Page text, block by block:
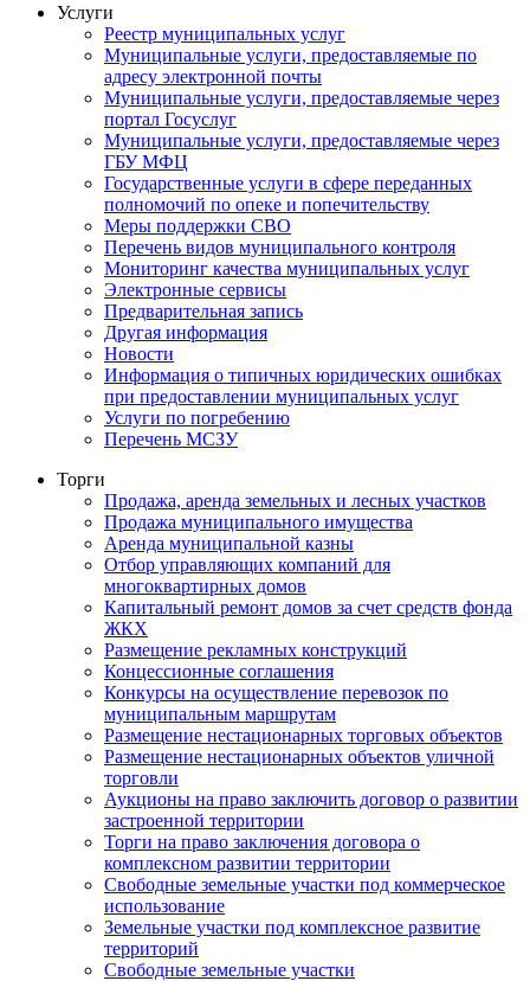
Услуги
Реестр муниципальных услуг
Муниципальные услуги, предоставляемые по
адресу электронной почты
Муниципальные услуги, предоставляемые через
портал Госуслуг
Муниципальные услуги, предоставляемые через
ГБУ МФЦ
Государственные услуги в сфере переданных
полномочий по опеке и попечительству
Меры поддержки СВО
Перечень видов муниципального контроля
Мониторинг качества муниципальных услуг
Электронные сервисы
Предварительная запись
Другая информация
Новости
Информация о типичных юридических ошибках
при предоставлении муниципальных услуг
Услуги по погребению
Перечень МСЗУ
Торги
Продажа, аренда земельных и лесных участков
Продажа муниципального имущества
Аренда муниципальной казны
Отбор управляющих компаний для
многоквартирных домов
Капитальный ремонт домов за счет средств фонда
ЖКХ
Размещение рекламных конструкций
Концессионные соглашения
Конкурсы на осуществление перевозок по
муниципальным маршрутам
Размещение нестационарных торговых объектов
Размещение нестационарных объектов уличной
торговли
Аукционы на право заключить договор о развитии
застроенной территории
Торги на право заключения договора о
комплексном развитии территории
Свободные земельные участки под коммерческое
использование
Земельные участки под комплексное развитие
территорий
Свободные земельные участки